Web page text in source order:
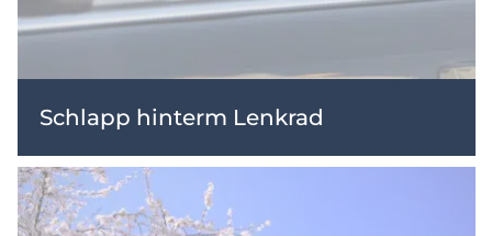
Schlapp hinterm Lenkrad